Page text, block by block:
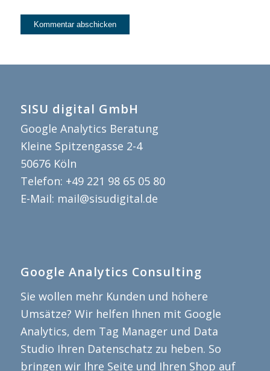
SISU digital GmbH
Google Analytics Beratung
Kleine Spitzengasse 2-4
50676 Köln
Telefon: +49 221 98 65 05 80
E-Mail: mail@sisudigital.de
Google Analytics Consulting
Sie wollen mehr Kunden und höhere
Umsätze? Wir helfen Ihnen mit Google
Analytics, dem Tag Manager und Data
Studio Ihren Datenschatz zu heben. So
bringen wir Ihre Seite und Ihren Shop auf